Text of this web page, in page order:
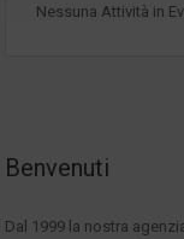
Nessuna Attività in
Benvenuti
Dal 1999 la nostra